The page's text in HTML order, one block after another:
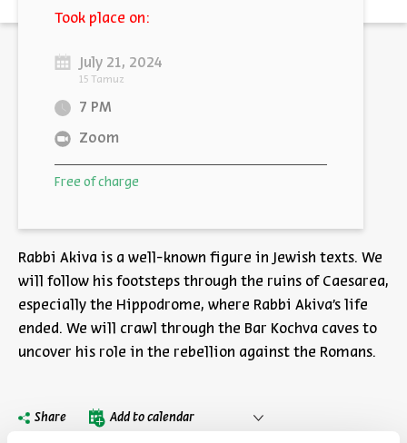
Rabbi Akiva is a well-known figure in Jewish texts. We
will follow his footsteps through the ruins of Caesarea,
especially the Hippodrome, where Rabbi Akiva's life
ended. We will crawl through the Bar Kochva caves to
uncover his role in the rebellion against the Romans.
Share Add to calendar
Took place on:
July 21, 2024
15 Tamuz
7 PM
Zoom
Free of charge